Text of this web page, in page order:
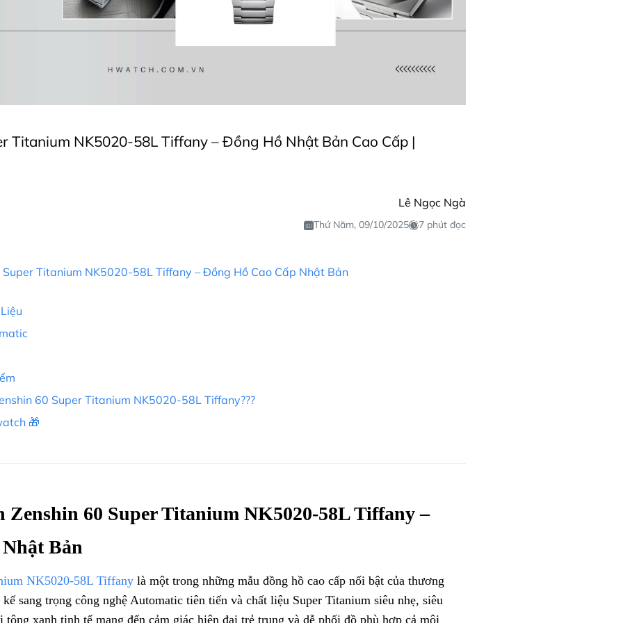
Titanium NK5020-58L Tiffany – Đồng Hồ Nhật Bản Cao Cấp |
Lê Ngọc Ngà
Thứ Năm, 09/10/2025 7 phút đọc
Titanium NK5020-58L Tiffany – Đồng Hồ Cao Cấp Nhật Bản
60 Super Titanium NK5020-58L Tiffany???
🎁
Zenshin 60 Super Titanium NK5020-58L Tiffany –
Bản
NK5020-58L Tiffanylà một trong những mẫu đồng hồ cao cấp nổi bật của thương
sang trọng công nghệ Automatic tiên tiến và chất liệu Super Titanium siêu nhẹ, siêu
xanh tinh tế mang đến cảm giác hiện đại trẻ trung và dễ phối đồ phù hợp cả môi